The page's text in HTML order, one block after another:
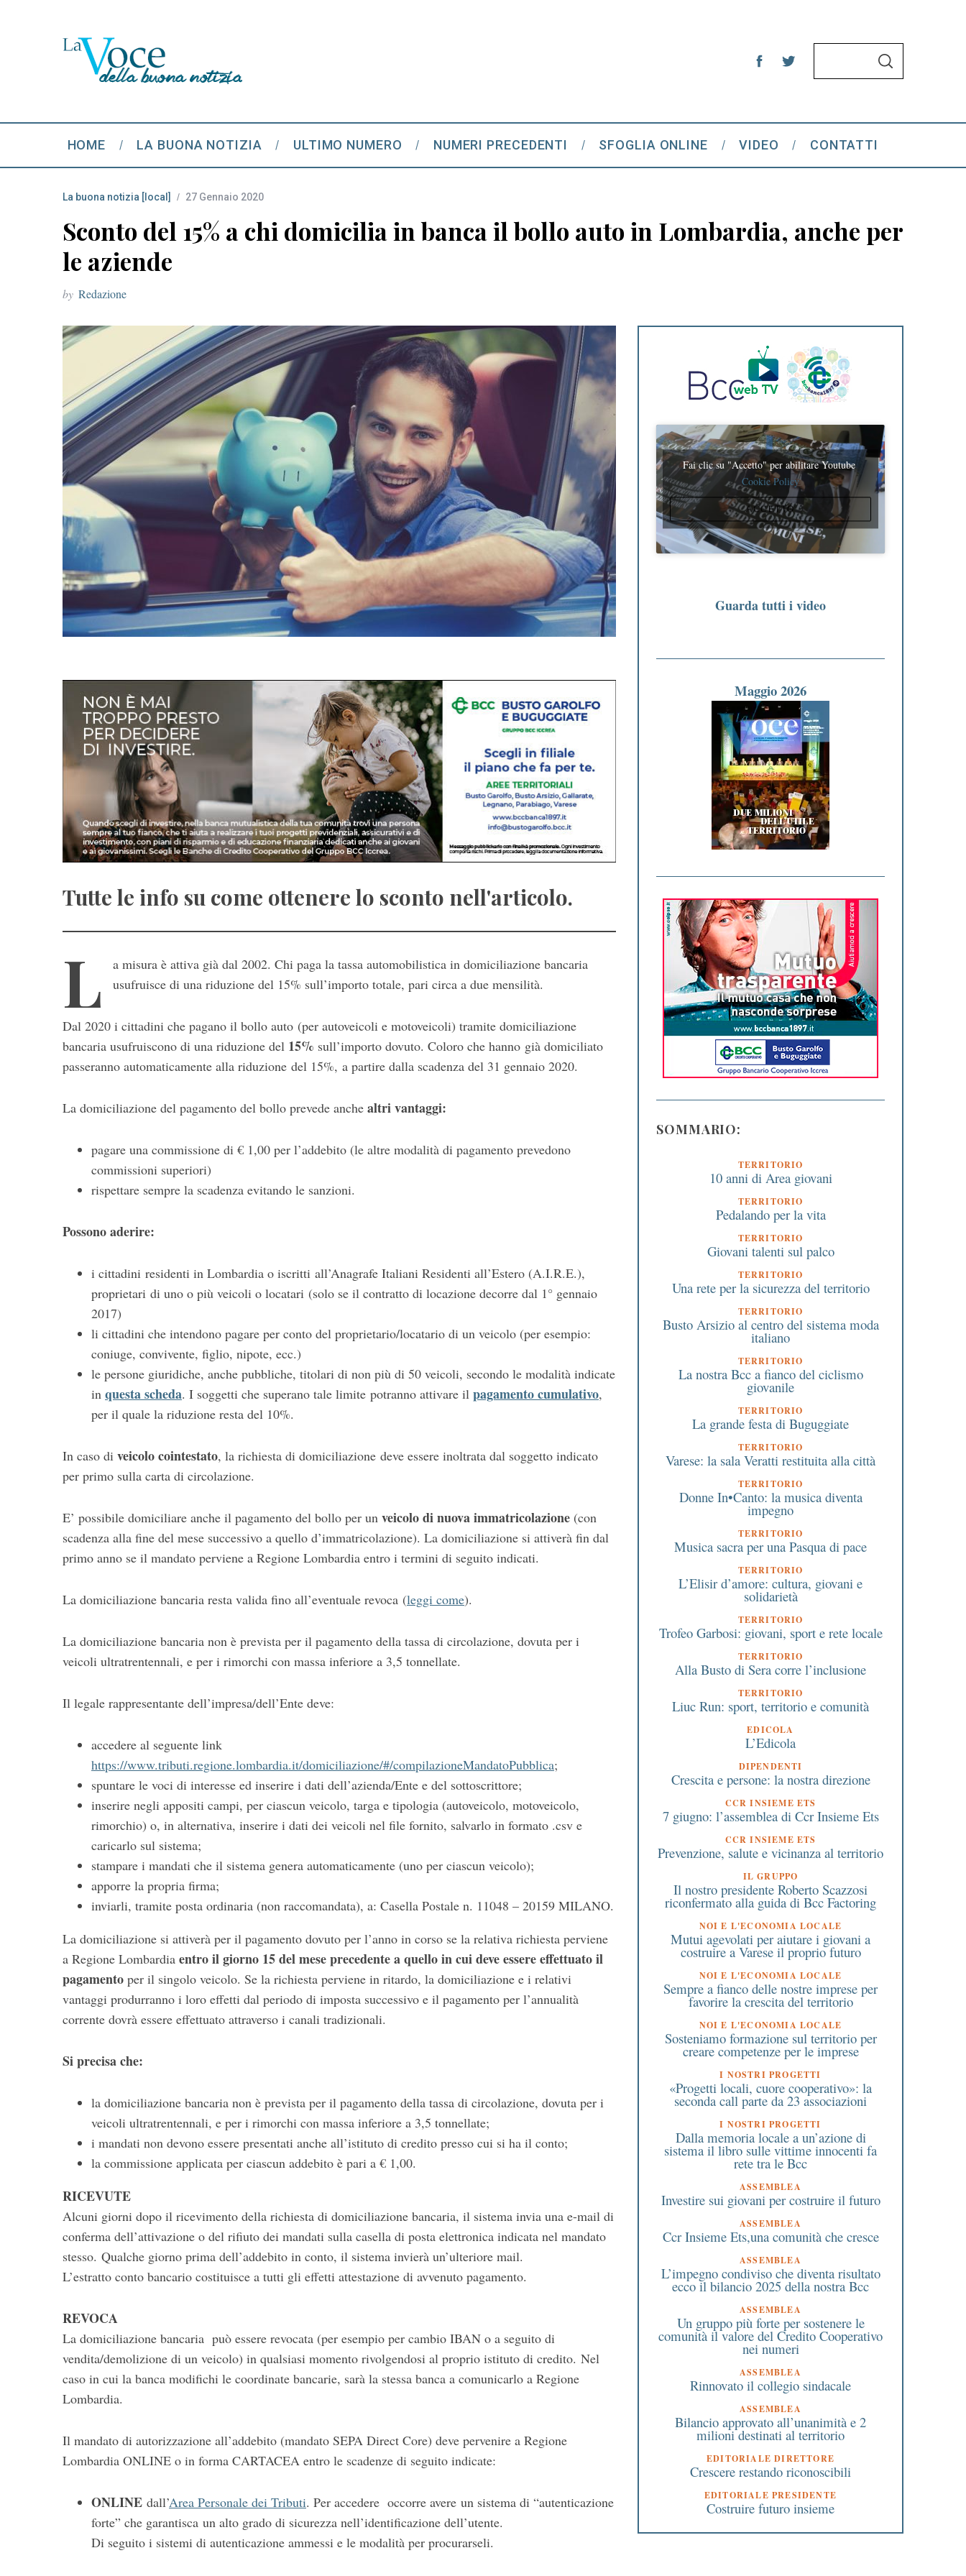
h
f
:
S
HOME LA BUONA NOTIZIA ULTIMO NUMERO NUMERI PRECEDENTI SFOGLIA ONLINE VIDEO CONTATTI
La buona notizia [local] 27 Gennaio 2020
Sconto del 15% a chi domicilia in banca il bollo auto in Lombardia, anche per
le aziende
by Redazione
Tutte le info su come ottenere lo sconto nell'articolo.
L
a misura è attiva già dal 2002. Chi paga la tassa automobilistica in domiciliazione bancaria
usufruisce di una riduzione del 15% sull’importo totale, pari circa a due mensilità.
Dal 2020 i cittadini che pagano il bollo auto (per autoveicoli e motoveicoli) tramite domiciliazione
bancaria usufruiscono di una riduzione del 15% sull’importo dovuto. Coloro che hanno già domiciliato
passeranno automaticamente alla riduzione del 15%, a partire dalla scadenza del 31 gennaio 2020.
La domiciliazione del pagamento del bollo prevede anche altri vantaggi:
pagare una commissione di € 1,00 per l’addebito (le altre modalità di pagamento prevedono
commissioni superiori)
rispettare sempre la scadenza evitando le sanzioni.
Possono aderire:
i cittadini residenti in Lombardia o iscritti all’Anagrafe Italiani Residenti all’Estero (A.I.R.E.),
proprietari di uno o più veicoli o locatari (solo se il contratto di locazione decorre dal 1° gennaio
2017)
li cittadini che intendono pagare per conto del proprietario/locatario di un veicolo (per esempio:
coniuge, convivente, figlio, nipote, ecc.)
le persone giuridiche, anche pubbliche, titolari di non più di 50 veicoli, secondo le modalità indicate
in questa scheda. I soggetti che superano tale limite potranno attivare il pagamento cumulativo,
per il quale la riduzione resta del 10%.
In caso di veicolo cointestato, la richiesta di domiciliazione deve essere inoltrata dal soggetto indicato
per primo sulla carta di circolazione.
E’ possibile domiciliare anche il pagamento del bollo per un veicolo di nuova immatricolazione (con
scadenza alla fine del mese successivo a quello d’immatricolazione). La domiciliazione si attiverà fin dal
primo anno se il mandato perviene a Regione Lombardia entro i termini di seguito indicati.
La domiciliazione bancaria resta valida fino all’eventuale revoca (leggi come).
La domiciliazione bancaria non è prevista per il pagamento della tassa di circolazione, dovuta per i
veicoli ultratrentennali, e per i rimorchi con massa inferiore a 3,5 tonnellate.
Il legale rappresentante dell’impresa/dell’Ente deve:
accedere al seguente link
https://www.tributi.regione.lombardia.it/domiciliazione/#/compilazioneMandatoPubblica;
spuntare le voci di interesse ed inserire i dati dell’azienda/Ente e del sottoscrittore;
inserire negli appositi campi, per ciascun veicolo, targa e tipologia (autoveicolo, motoveicolo,
rimorchio) o, in alternativa, inserire i dati dei veicoli nel file fornito, salvarlo in formato .csv e
caricarlo sul sistema;
stampare i mandati che il sistema genera automaticamente (uno per ciascun veicolo);
apporre la propria firma;
inviarli, tramite posta ordinaria (non raccomandata), a: Casella Postale n. 11048 – 20159 MILANO.
La domiciliazione si attiverà per il pagamento dovuto per l’anno in corso se la relativa richiesta perviene
a Regione Lombardia entro il giorno 15 del mese precedente a quello in cui deve essere effettuato il
pagamento per il singolo veicolo. Se la richiesta perviene in ritardo, la domiciliazione e i relativi
vantaggi produrranno i loro effetti dal periodo di imposta successivo e il pagamento per l’annualità
corrente dovrà essere effettuato attraverso i canali tradizionali.
Si precisa che:
la domiciliazione bancaria non è prevista per il pagamento della tassa di circolazione, dovuta per i
veicoli ultratrentennali, e per i rimorchi con massa inferiore a 3,5 tonnellate;
i mandati non devono essere presentati anche all’istituto di credito presso cui si ha il conto;
la commissione applicata per ciascun addebito è pari a € 1,00.
RICEVUTE
Alcuni giorni dopo il ricevimento della richiesta di domiciliazione bancaria, il sistema invia una e-mail di
conferma dell’attivazione o del rifiuto dei mandati sulla casella di posta elettronica indicata nel mandato
stesso. Qualche giorno prima dell’addebito in conto, il sistema invierà un’ulteriore mail.
L’estratto conto bancario costituisce a tutti gli effetti attestazione di avvenuto pagamento.
REVOCA
La domiciliazione bancaria può essere revocata (per esempio per cambio IBAN o a seguito di
vendita/demolizione di un veicolo) in qualsiasi momento rivolgendosi al proprio istituto di credito. Nel
caso in cui la banca modifichi le coordinate bancarie, sarà la stessa banca a comunicarlo a Regione
Lombardia.
Il mandato di autorizzazione all’addebito (mandato SEPA Direct Core) deve pervenire a Regione
Lombardia ONLINE o in forma CARTACEA entro le scadenze di seguito indicate:
ONLINE dall’Area Personale dei Tributi. Per accedere occorre avere un sistema di “autenticazione
forte” che garantisca un alto grado di sicurezza nell’identificazione dell’utente.
Di seguito i sistemi di autenticazione ammessi e le modalità per procurarseli.
Fai clic su "Accetto" per abilitare Youtube
Cookie Policy
ACCETTO
Guarda tutti i video
Maggio 2026
SOMMARIO:
TERRITORIO
10 anni di Area giovani
TERRITORIO
Pedalando per la vita
TERRITORIO
Giovani talenti sul palco
TERRITORIO
Una rete per la sicurezza del territorio
TERRITORIO
Busto Arsizio al centro del sistema moda
italiano
TERRITORIO
La nostra Bcc a fianco del ciclismo
giovanile
TERRITORIO
La grande festa di Buguggiate
TERRITORIO
Varese: la sala Veratti restituita alla città
TERRITORIO
Donne In•Canto: la musica diventa
impegno
TERRITORIO
Musica sacra per una Pasqua di pace
TERRITORIO
L’Elisir d’amore: cultura, giovani e
solidarietà
TERRITORIO
Trofeo Garbosi: giovani, sport e rete locale
TERRITORIO
Alla Busto di Sera corre l’inclusione
TERRITORIO
Liuc Run: sport, territorio e comunità
EDICOLA
L’Edicola
DIPENDENTI
Crescita e persone: la nostra direzione
CCR INSIEME ETS
7 giugno: l’assemblea di Ccr Insieme Ets
CCR INSIEME ETS
Prevenzione, salute e vicinanza al territorio
IL GRUPPO
Il nostro presidente Roberto Scazzosi
riconfermato alla guida di Bcc Factoring
NOI E L'ECONOMIA LOCALE
Mutui agevolati per aiutare i giovani a
costruire a Varese il proprio futuro
NOI E L'ECONOMIA LOCALE
Sempre a fianco delle nostre imprese per
favorire la crescita del territorio
NOI E L'ECONOMIA LOCALE
Sosteniamo formazione sul territorio per
creare competenze per le imprese
I NOSTRI PROGETTI
«Progetti locali, cuore cooperativo»: la
seconda call parte da 23 associazioni
I NOSTRI PROGETTI
Dalla memoria locale a un’azione di
sistema il libro sulle vittime innocenti fa
rete tra le Bcc
ASSEMBLEA
Investire sui giovani per costruire il futuro
ASSEMBLEA
Ccr Insieme Ets,una comunità che cresce
ASSEMBLEA
L’impegno condiviso che diventa risultato
ecco il bilancio 2025 della nostra Bcc
ASSEMBLEA
Un gruppo più forte per sostenere le
comunità il valore del Credito Cooperativo
nei numeri
ASSEMBLEA
Rinnovato il collegio sindacale
ASSEMBLEA
Bilancio approvato all’unanimità e 2
milioni destinati al territorio
EDITORIALE DIRETTORE
Crescere restando riconoscibili
EDITORIALE PRESIDENTE
Costruire futuro insieme
S
e
a
f
o